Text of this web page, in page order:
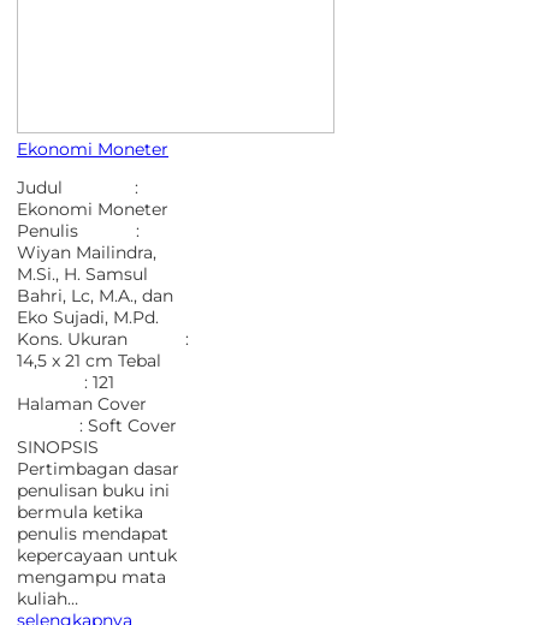
Ekonomi Moneter
Judul :
Ekonomi Moneter
Penulis :
Wiyan Mailindra,
M.Si., H. Samsul
Bahri, Lc, M.A., dan
Eko Sujadi, M.Pd.
Kons. Ukuran :
14,5 x 21 cm Tebal
: 121
Halaman Cover
: Soft Cover
SINOPSIS
Pertimbagan dasar
penulisan buku ini
bermula ketika
penulis mendapat
kepercayaan untuk
mengampu mata
kuliah…
selengkapnya